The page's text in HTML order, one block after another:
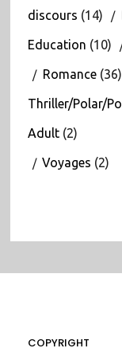
discours (14)
Education (10)
Romance(36)
Thriller/Polar/
Adult(2)
Voyages (2)
COPYRIGHT